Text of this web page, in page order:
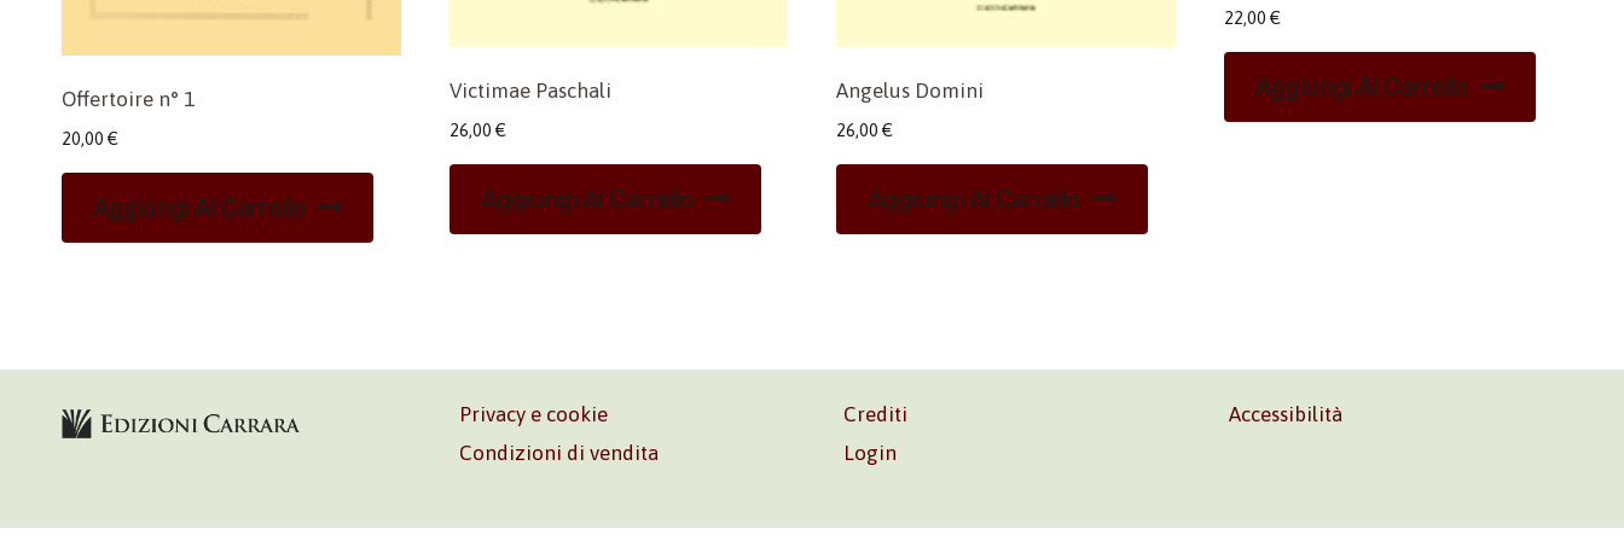
Offertoire n° 1
20,00 €
Aggiungi Al Carrello
Victimae Paschali
26,00 €
Aggiungi Al Carrello
Angelus Domini
26,00 €
Aggiungi Al Carrello
22,00 €
Aggiungi Al Carrello
Privacy e cookie
Condizioni di vendita
Crediti
Login
Accessibilità